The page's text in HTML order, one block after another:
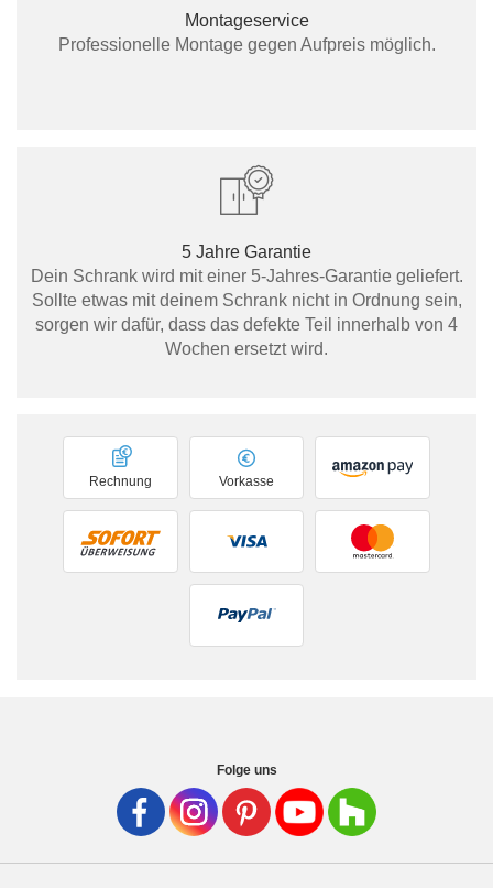
Montageservice
Professionelle Montage gegen Aufpreis möglich.
5 Jahre Garantie
Dein Schrank wird mit einer 5-Jahres-Garantie geliefert.
Sollte etwas mit deinem Schrank nicht in Ordnung sein,
sorgen wir dafür, dass das defekte Teil innerhalb von 4
Wochen ersetzt wird.
Vorkasse
Rechnung
Folge uns